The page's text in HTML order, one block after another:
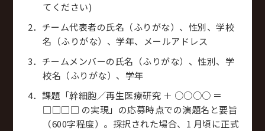
てください)
チーム代表者の氏名（ふりがな）、性別、学校
名（ふりがな）、学年、メールアドレス
チームメンバーの氏名（ふりがな）、性別、学
校名（ふりがな）、学年
課題「幹細胞／再生医療研究 ＋ ○○○○ ＝
□□□□ の実現」の応募時点での演題名と要旨
（600字程度）。採択された場合、1 月頃に正式